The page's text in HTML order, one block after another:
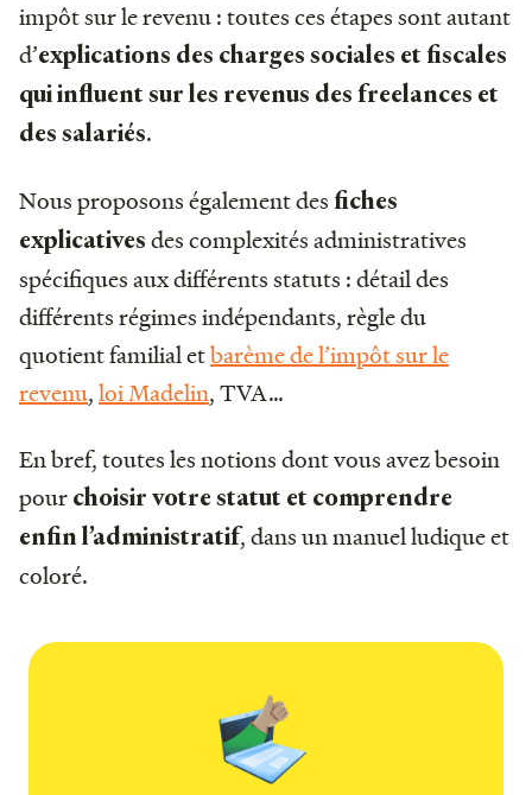
impôt sur le revenu : toutes ces étapes sont autant
d’explications des charges sociales et fiscales
qui influent sur les revenus des freelances et
des salariés.
Nous proposons également des fiches
explicatives des complexités administratives
spécifiques aux différents statuts : détail des
différents régimes indépendants, règle du
quotient familial etbarème de l’impôt sur le
revenu,loi Madelin, TVA…
En bref, toutes les notions dont vous avez besoin
pour choisir votre statut et comprendre
enfin l’administratif, dans un manuel ludique et
coloré.